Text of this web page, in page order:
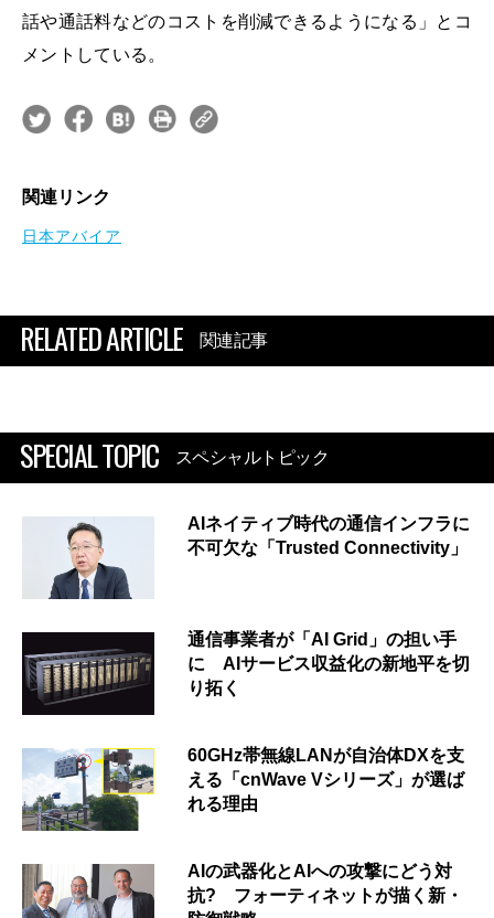
話や通話料などのコストを削減できるようになる」とコ
メントしている。
関連リンク
日本アバイア
RELATED ARTICLE 関連記事
SPECIAL TOPIC スペシャルトピック
AIネイティブ時代の通信インフラに
不可欠な「Trusted Connectivity」
通信事業者が「AI Grid」の担い手
に AIサービス収益化の新地平を切
り拓く
60GHz帯無線LANが自治体DXを支
える「cnWave Vシリーズ」が選ば
れる理由
AIの武器化とAIへの攻撃にどう対
抗? フォーティネットが描く新・